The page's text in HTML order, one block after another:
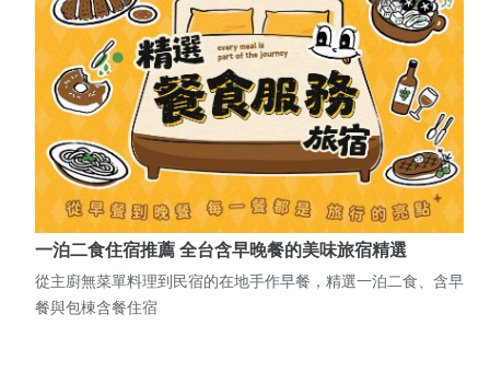
一泊二食住宿推薦 全台含早晚餐的美味旅宿精選
從主廚無菜單料理到民宿的在地手作早餐，精選一泊二食、含早
餐與包棟含餐住宿